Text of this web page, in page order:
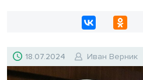
18.07.2024 Иван Верник